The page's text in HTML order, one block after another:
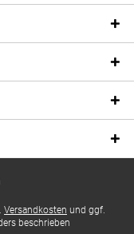
Versandkosten und ggf.
beschrieben